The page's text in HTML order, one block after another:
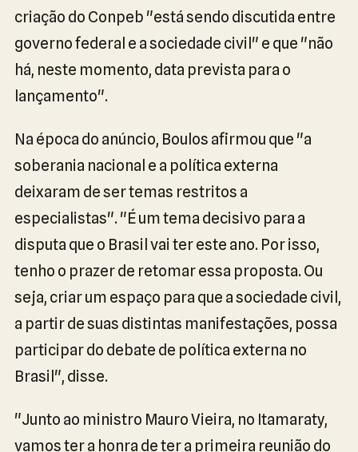
criação do Conpeb "está sendo discutida entre
governo federal e a sociedade civil" e que "não
há, neste momento, data prevista para o
lançamento".
Na época do anúncio, Boulos afirmou que "a
soberania nacional e a política externa
deixaram de ser temas restritos a
especialistas". "É um tema decisivo para a
disputa que o Brasil vai ter este ano. Por isso,
tenho o prazer de retomar essa proposta. Ou
seja, criar um espaço para que a sociedade civil,
a partir de suas distintas manifestações, possa
participar do debate de política externa no
Brasil", disse.
"Junto ao ministro Mauro Vieira, no Itamaraty,
vamos ter a honra de ter a primeira reunião do